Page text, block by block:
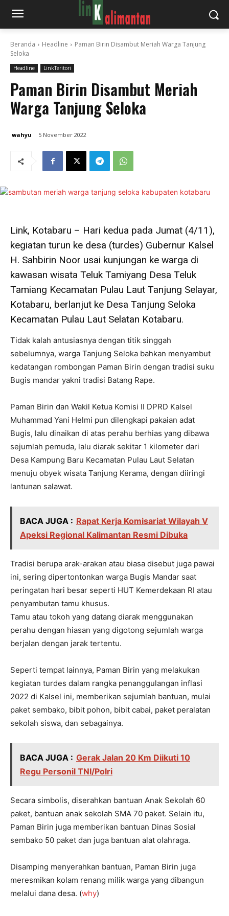
Beranda Headline
Paman Birin Disambut Meriah Warga Tanjung
Seloka
Headline LinkTeritori
Paman Birin Disambut Meriah
Warga Tanjung Seloka
wahyu 5 November 2022
Link, Kotabaru – Hari kedua pada Jumat (4/11),
kegiatan turun ke desa (turdes) Gubernur Kalsel
H. Sahbirin Noor usai kunjungan ke warga di
kawasan wisata Teluk Tamiyang Desa Teluk
Tamiang Kecamatan Pulau Laut Tanjung Selayar,
Kotabaru, berlanjut ke Desa Tanjung Seloka
Kecamatan Pulau Laut Selatan Kotabaru.
Tidak kalah antusiasnya dengan titik singgah
sebelumnya, warga Tanjung Seloka bahkan menyambut
kedatangan rombongan Paman Birin dengan tradisi suku
Bugis mandar yakni tradisi Batang Rape.
Paman Birin dan Wakil Ketua Komisi II DPRD Kalsel
Muhammad Yani Helmi pun dilengkapi pakaian adat
Bugis, lalu dinaikan di atas perahu berhias yang dibawa
sejumlah pemuda, lalu diarak sekitar 1 kilometer dari
Desa Kampung Baru Kecamatan Pulau Laut Selatan
menuju obyek wisata Tanjung Kerama, dengan diiringi
lantunan salawat.
BACA JUGA : Rapat Kerja Komisariat Wilayah V
Apeksi Regional Kalimantan Resmi Dibuka
Tradisi berupa arak-arakan atau biasa disebut juga pawai
ini, sering dipertontonkan warga Bugis Mandar saat
peringatan hari besar seperti HUT Kemerdekaan RI atau
penyambutan tamu khusus.
Tamu atau tokoh yang datang diarak menggunakan
perahu dengan hiasan yang digotong sejumlah warga
berjalan dengan jarak tertentu.
Seperti tempat lainnya, Paman Birin yang melakukan
kegiatan turdes dalam rangka penanggulangan inflasi
2022 di Kalsel ini, memberikan sejumlah bantuan, mulai
paket sembako, bibit pohon, bibit cabai, paket peralatan
sekolah siswa, dan sebagainya.
BACA JUGA : Gerak Jalan 20 Km Diikuti 10
Regu Personil TNI/Polri
Secara simbolis, diserahkan bantuan Anak Sekolah 60
paket, bantuan anak sekolah SMA 70 paket. Selain itu,
Paman Birin juga memberikan bantuan Dinas Sosial
sembako 50 paket dan juga bantuan alat olahraga.
Disamping menyerahkan bantuan, Paman Birin juga
meresmikan kolam renang milik warga yang dibangun
melalui dana desa. (why)